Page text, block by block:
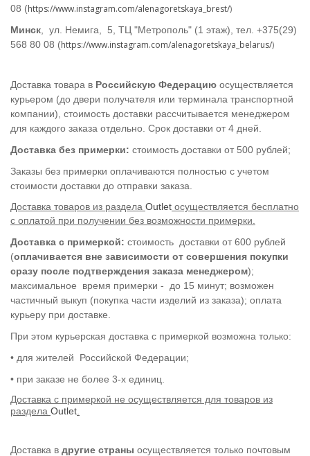
08 (https://www.instagram.com/alenagoretskaya_brest/)
Минск , ул. Немига, 5, ТЦ "Метрополь" (1 этаж), тел. +375(29)
568 80 08 (https://www.instagram.com/alenagoretskaya_belarus/)
Доставка товара в Российскую Федерацию осуществляется
курьером (до двери получателя или терминала транспортной
компании), стоимость доставки рассчитывается менеджером
для каждого заказа отдельно. Срок доставки от 4 дней.
Доставка без примерки: стоимость доставки от 500 рублей;
Заказы без примерки оплачиваются полностью с учетом
стоимости доставки до отправки заказа.
Доставка товаров из раздела Outlet осуществляется бесплатно
с оплатой при получении без возможности примерки.
Доставка с примеркой: стоимость доставки от 600 рублей
(оплачивается вне зависимости от совершения покупки
сразу после подтверждения заказа менеджером);
максимальное время примерки -
до 15 минут; возможен
частичный выкуп (покупка части изделий из заказа); оплата
курьеру при доставке.
При этом курьерская доставка с примеркой возможна только:
• для жителей
Российской Федерации;
• при заказе не более 3-х единиц.
Доставка с примеркой не осуществляется для товаров из
раздела Outlet
Доставка в другие страны осуществляется только почтовым